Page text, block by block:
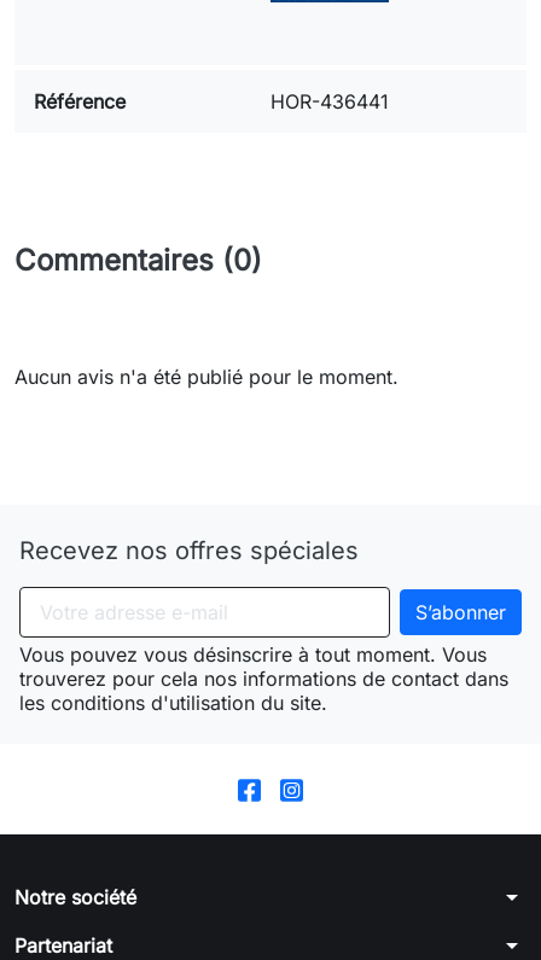
Référence HOR-436441
Commentaires (0)
Aucun avis n'a été publié pour le moment.
Recevez nos offres spéciales
Vous pouvez vous désinscrire à tout moment. Vous
trouverez pour cela nos informations de contact dans
les conditions d'utilisation du site.
Notre société arrow_drop_down
Partenariat arrow_drop_down